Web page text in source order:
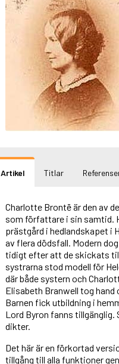
Artikel Titlar
Charlotte Brontë är den av
som författare i sin samtid.
prästgård i hedlandskapet i
av flera dödsfall. Modern
tidigt efter att de skickats till
systrarna stod modell för
där både systern och
Elisabeth Branwell tog
Barnen fick utbildning i
Lord Byron fanns
dikter.
Det här är en förkortad
tillgång till alla funktioner